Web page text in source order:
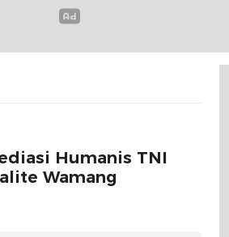
Humanis TNI
Wamang